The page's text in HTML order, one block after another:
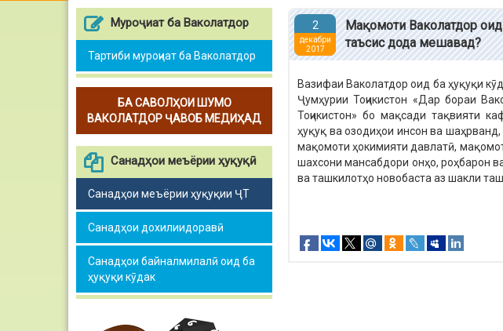
Муроҷиат ба Ваколатдор
Тартиби муроҷиат ба Ваколатдор
БА САВОЛҲОИ ШУМО
ВАКОЛАТДОР ҶАВОБ МЕДИҲАД
Санадҳои меъёрии ҳуқуқӣ
Санадҳои меъёрии ҳуқуқии ҶТ
Санадҳои дохилиидоравӣ
Санадҳои байналмилалӣ оид ба
ҳуқуқи кӯдак
2
декабри
2017
Мақомоти Ваколатдор
таъсис дода мешавад?
Вазифаи Ваколатдор оид ба ҳуқуқи
Ҷумҳурии Тоҷикистон «Дар бораи
Тоҷикистон» бо мақсади тақвияти
ҳуқуқ ва озодиҳои инсон ва
мақомоти ҳокимияти давлатӣ,
шахсони мансабдори онҳо, роҳбарон
ва ташкилотҳо новобаста аз шакли